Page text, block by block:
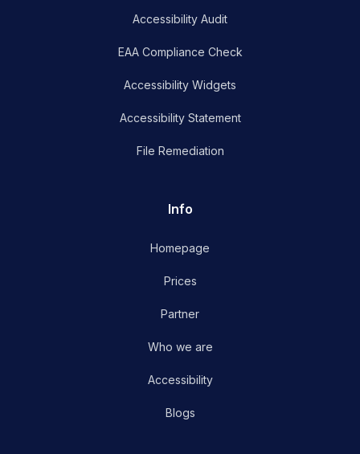
Accessibility Audit
EAA Compliance Check
Accessibility Widgets
Accessibility Statement
File Remediation
Info
Homepage
Prices
Partner
Who we are
Accessibility
Blogs